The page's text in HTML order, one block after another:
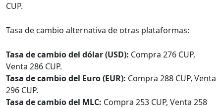
CUP.
Tasa de cambio alternativa de otras plataformas:
Tasa de cambio del dólar (USD): Compra 276 CUP,
Venta 286 CUP.
Tasa de cambio del Euro (EUR): Compra 288 CUP, Venta
296 CUP.
Tasa de cambio del MLC: Compra 253 CUP, Venta 258